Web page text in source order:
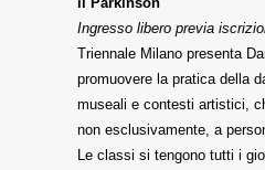
Ingresso libero previa
Triennale Milano presenta
promuovere la pratica della
museali e contesti artistici,
non esclusivamente, a
Le classi si tengono tutti i